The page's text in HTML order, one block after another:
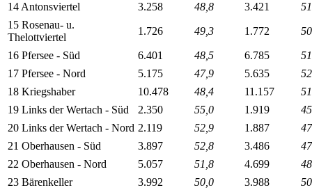
14 Antonsviertel
3.258 48,8 3.421
15 Rosenau- u.
Thelottviertel
1.726 49,3 1.772
16 Pfersee - Süd 6.401 48,5 6.785
17 Pfersee - Nord
5.175 47,9 5.635
18 Kriegshaber
10.478 48,4 11.157
19 Links der Wertach - Süd
2.350 55,0 1.919
20 Links der Wertach - Nord 2.119 52,9 1.887
21 Oberhausen - Süd
3.897 52,8 3.486
22 Oberhausen - Nord
5.057 51,8 4.699
23 Bärenkeller
3.992 50,0 3.988